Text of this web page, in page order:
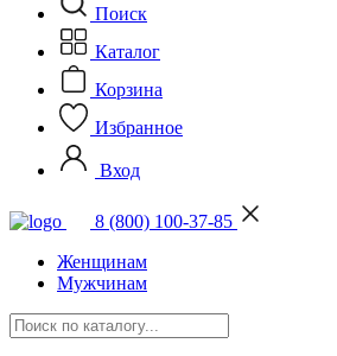
Поиск
Каталог
Корзина
Избранное
Вход
8 (800) 100-37-85
Женщинам
Мужчинам